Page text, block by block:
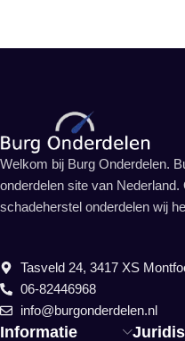
Informatie
Welkom bij Burg Onderdelen.
onderdelen site van
schadeherstel onderdelen wij
Tasveld 24, 3417 XS
06-82446968
info@burgonderdelen.nl